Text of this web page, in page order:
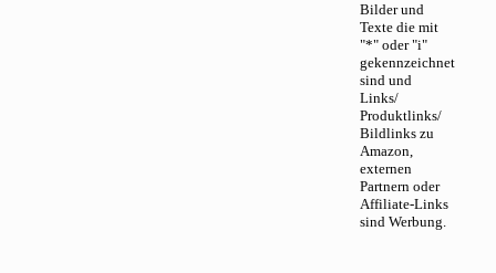
Bilder und
Texte die mit
"*" oder "i"
gekennzeichnet
sind und
Links/
Produktlinks/
Bildlinks zu
Amazon,
externen
Partnern oder
Affiliate-Links
sind Werbung.